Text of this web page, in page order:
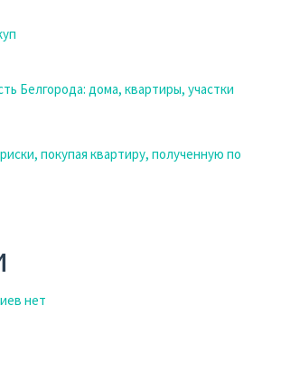
Белгорода: дома, квартиры, участки
покупая квартиру, полученную по
нет